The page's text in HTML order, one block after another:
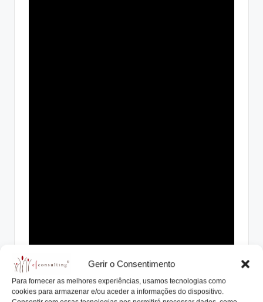
Gerir o Consentimento
Para fornecer as melhores experiências, usamos tecnologias como
cookies para armazenar e/ou aceder a informações do dispositivo.
João Quintela Cavaleiro é casado, pai de 2 meninas,